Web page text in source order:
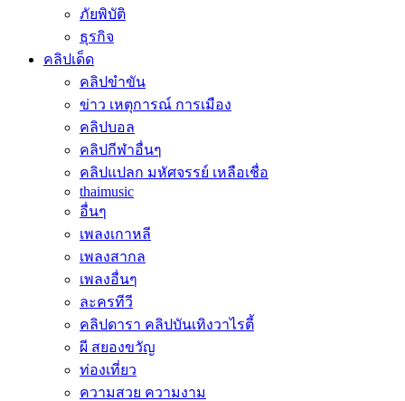
ภัยพิบัติ
ธุรกิจ
คลิปเด็ด
คลิปขำขัน
ข่าว เหตุการณ์ การเมือง
คลิปบอล
คลิปกีฬาอื่นๆ
คลิปแปลก มหัศจรรย์ เหลือเชื่อ
thaimusic
อื่นๆ
เพลงเกาหลี
เพลงสากล
เพลงอื่นๆ
ละครทีวี
คลิปดารา คลิปบันเทิงวาไรตี้
ผี สยองขวัญ
ท่องเที่ยว
ความสวย ความงาม